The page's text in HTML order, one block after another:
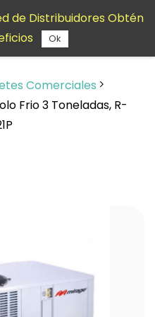
Comerciales
Frio 3 Toneladas, R-
de Distribuidores Obtén
Ok